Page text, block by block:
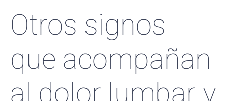
Otros signos
que acompañan
al dolor lumbar y